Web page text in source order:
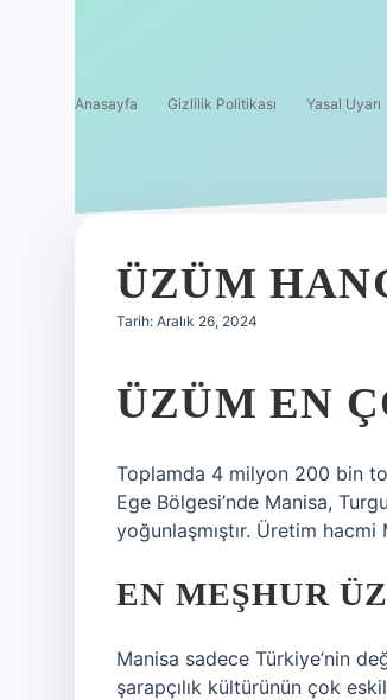
Anasayfa Gizlilik Politikası Yasal Uyarı
ÜZÜM
Tarih: Aralık 26, 2024
ÜZÜM EN
Toplamda 4 milyon 200 bin
Ege Bölgesi’nde Manisa,
yoğunlaşmıştır. Üretim hacmi
EN MEŞHUR
Manisa sadece Türkiye’nin
şarapçılık kültürünün çok